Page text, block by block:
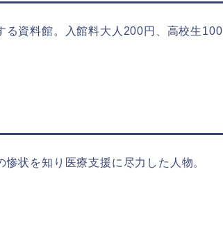
る資料館。入館料大人200円、高校生100
状を知り医療支援に尽力した人物。